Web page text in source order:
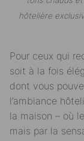
hôtelière
Pour ceux qui
soit à la fois
dont vous
l’ambiance
la maison – où
mais par la